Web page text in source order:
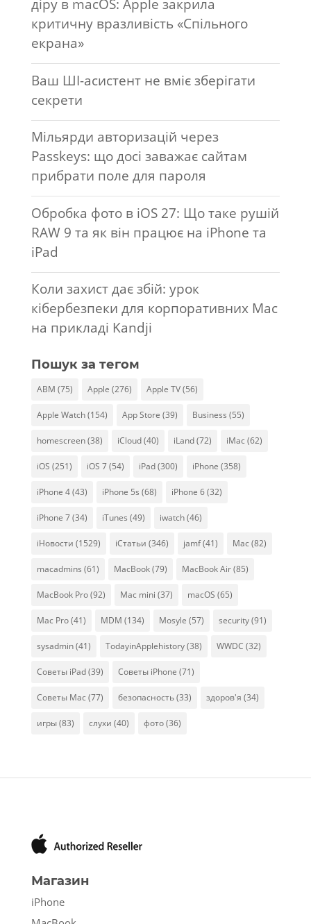
діру в macOS: Apple закрила
критичну вразливість «Спільного
екрана»
Ваш ШІ-асистент не вміє зберігати
секрети
Мільярди авторизацій через
Passkeys: що досі заважає сайтам
прибрати поле для пароля
Обробка фото в iOS 27: Що таке рушій
RAW 9 та як він працює на iPhone та
iPad
Коли захист дає збій: урок
кібербезпеки для корпоративних Mac
на прикладі Kandji
Пошук за тегом
ABM (75) Apple (276) Apple TV(56)
Apple Watch(154) App Store (39) Business (55)
homescreen(38) iCloud(40) iLand(72) iMac (62)
iOS (251) iOS 7(54) iPad(300) iPhone (358)
iPhone 4(43) iPhone 5s (68) iPhone 6(32)
iPhone 7(34) iTunes (49) iwatch(46)
iНовости (1529) iСтатьи (346) jamf(41) Mac (82)
macadmins (61) MacBook(79) MacBook Air(85)
MacBook Pro(92) Mac mini (37) macOS (65)
Mac Pro(41) MDM (134) Mosyle (57) security(91)
sysadmin(41) TodayinApplehistory(38) WWDC (32)
Советы iPad(39) Советы iPhone (71)
Советы Mac (77) безопасность(33) здоров'я (34)
игры(83) слухи (40) фото(36)
Магазин
iPhone